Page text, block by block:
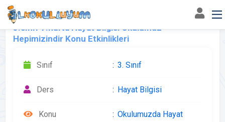
3.sınıf 7.hafta Hayat Bilgisi Okulumuz
Hepimizindir Konu Etkinlikleri
Sınıf 3. Sınıf
Ders Hayat Bilgisi
Konu Okulumuzda Hayat